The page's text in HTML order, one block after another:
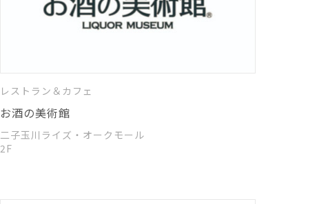
レストラン＆カフェ
お酒の美術館
二子玉川ライズ・オークモール
2F